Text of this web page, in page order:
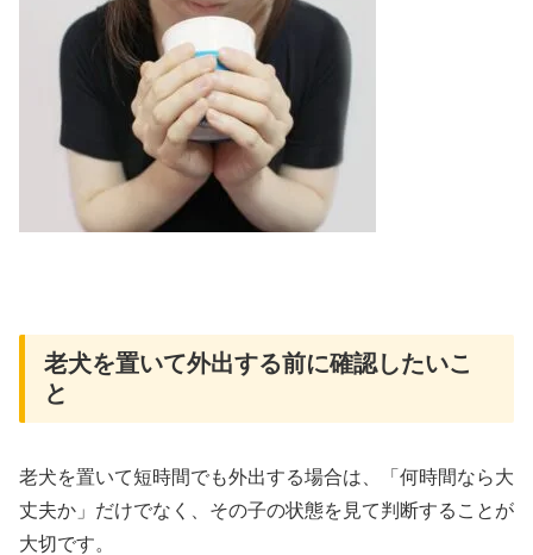
老犬を置いて外出する前に確認したいこ
と
老犬を置いて短時間でも外出する場合は、「何時間なら大
丈夫か」だけでなく、その子の状態を見て判断することが
大切です。